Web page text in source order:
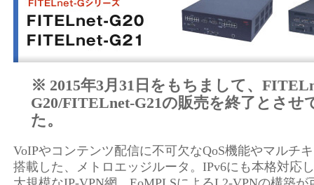
※ 2015年3月31日をもちまして、
G20/FITELnet-G21の販売を終了とさせ
た。
VoIPやコンテンツ配信に不可欠なQoS機能やマルチ
搭載した、メトロエッジルータ。IPv6にも本格対応